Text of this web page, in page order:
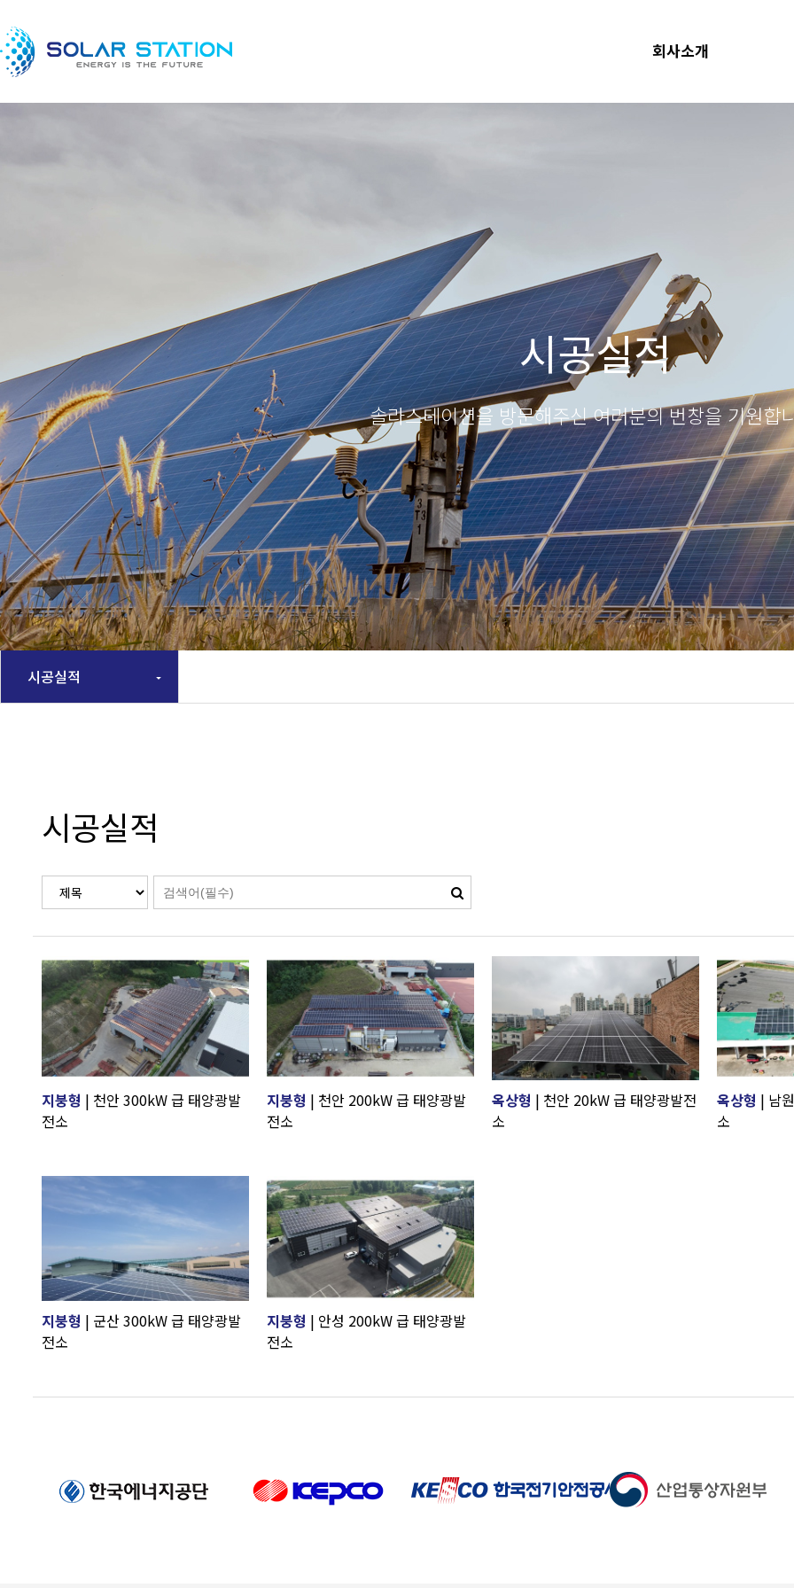
회사소개
시공실적
솔라스테이션을 방문해주신 여러분의 번창을 기원합
시공실적
시공실적
지붕형 | 천안 300kW 급 태양광발
전소
지붕형 | 천안 200kW 급 태양광발
전소
옥상형 | 천안 20kW 급 태양광발전
소
옥상형 | 남
소
지붕형 | 군산 300kW 급 태양광발
전소
지붕형 | 안성 200kW 급 태양광발
전소